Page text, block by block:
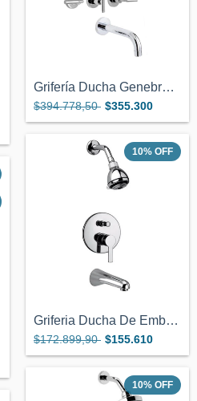
Grifería Ducha Genebre Ixo Cierre Cerámi...
$394.778,50 $355.300
10% OFF
Griferia Ducha De Embutir Con Transferen...
$172.899,90 $155.610
10% OFF